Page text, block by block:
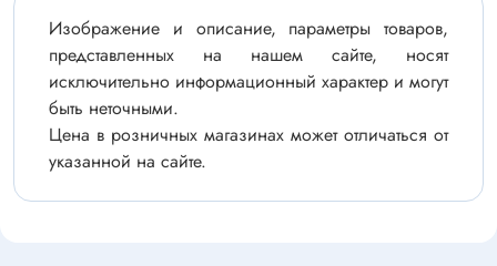
Изображение и описание, параметры товаров,
представленных на нашем сайте, носят
исключительно информационный характер и могут
быть неточными.
Цена в розничных магазинах может отличаться от
указанной на сайте.